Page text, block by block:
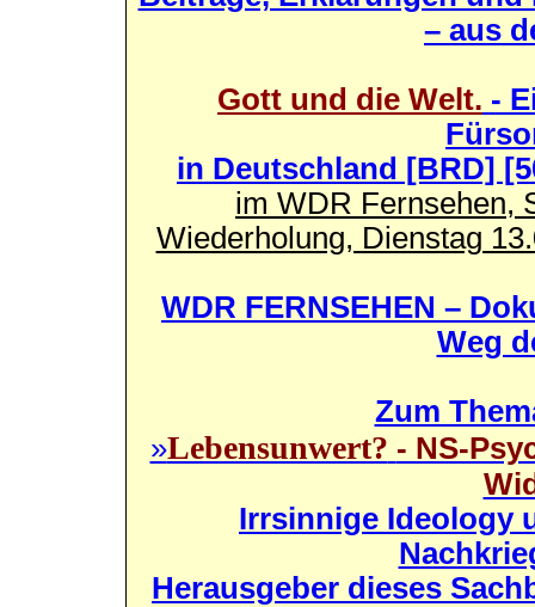
– aus
Gott und die Welt. -
in Deutschland [BRD]
im WDR Fernsehen,
Wiederholung, Dienstag
WDR FERNSEHEN –
Weg
Zum
»Lebensunwert? - NS-
Irrsinnige Ideology
Herausgeber dieses